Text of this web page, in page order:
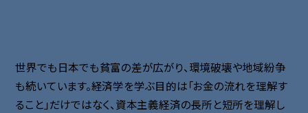
世界でも日本でも貧富の差が広がり、環境破壊や地域紛争
も続いています。経済学を学ぶ目的は「お金の流れを理解す
ること」だけではなく、資本主義経済の長所と短所を理解し